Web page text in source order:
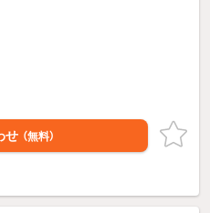
せ （無料）